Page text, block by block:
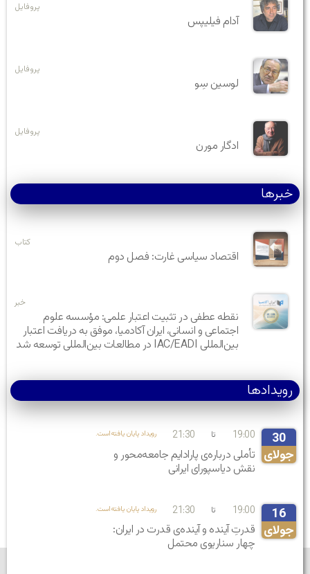
پروفایل
آدام فیلیپس
پروفایل
لوسین سِو
پروفایل
ادگار مورن
خبرها
کتاب
اقتصاد سیاسی غارت: فصل دوم
خبر
نقطه عطفی در تثبیت اعتبار علمی: مؤسسه علوم
اجتماعی و انسانی، ایران آکادمیا، موفق به دریافت اعتبار
بین‌المللی IAC/EADI در مطالعات بین‌المللی توسعه شد
رویدادها
30
جولای
19:00 تا 21:30 .رویداد پایان یافته‌است
تأملی درباره‌ی پارادایم جامعه‌محور و
نقش دیاسپورای ایرانی
16
جولای
19:00 تا 21:30 .رویداد پایان یافته‌است
قدرتِ آینده و آینده‌ی قدرت در ایران:
چهار سناریوی محتمل